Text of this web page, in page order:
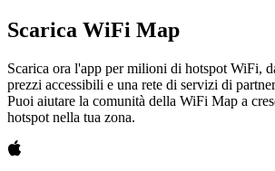
Scarica WiFi Map
Scarica ora l'app per milioni di hotspot WiFi,
prezzi accessibili e una rete di servizi di
Puoi aiutare la comunità della WiFi Map a
hotspot nella tua zona.